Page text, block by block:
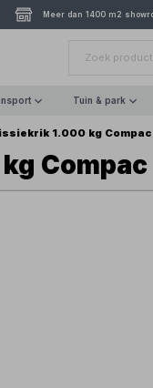
Meer dan 1400 m2
Tuin & park
1.000 kg Compac
Compac